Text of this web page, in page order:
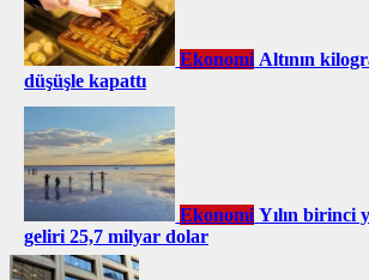
Ekonomi Altının
düşüşle kapattı
Ekonomi Yılın birinci
geliri 25,7 milyar dolar